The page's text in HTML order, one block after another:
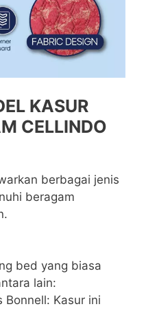
KASUR
CELLINDO
berbagai jenis
beragam
bed yang biasa
lain:
Bonnell: Kasur ini